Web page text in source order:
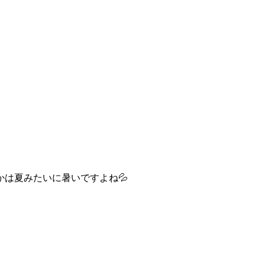
夏みたいに暑いですよね💦